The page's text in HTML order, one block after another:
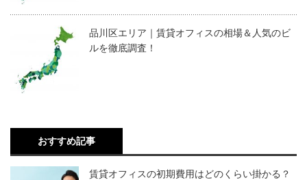
品川区エリア｜賃貸オフィスの相場＆人気のビ
ルを徹底調査！
おすすめ記事
賃貸オフィスの初期費用はどのくらい掛かる？